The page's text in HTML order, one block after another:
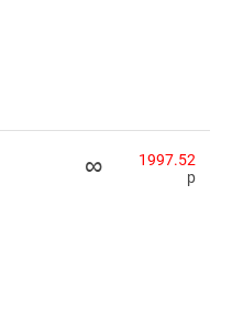
∞
1997.52
p